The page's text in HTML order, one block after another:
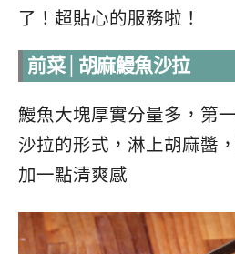
了！超貼心的服務啦！
前菜│胡麻鰻魚沙拉
鰻魚大塊厚實分量多，第
沙拉的形式，淋上胡麻醬
加一點清爽感